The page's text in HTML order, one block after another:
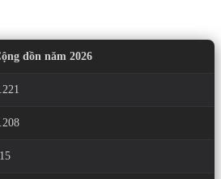
dồn năm 2026